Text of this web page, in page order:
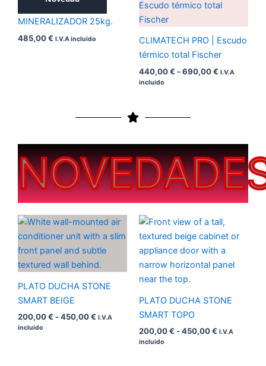
MINERALIZADOR 25kg.
485,00€ I.V.A incluido
CLIMATECH PRO | Escudo
térmico total Fischer
440,00€ -690,00€
precios:
440,00 €
hasta
I.V.A
incluido
PLATO DUCHA STONE
SMART BEIGE
200,00€ -450,00€
Rango
precios:
desde
200,00 €
hasta
I.V.A
incluido
PLATO DUCHA STONE
SMART TOPO
200,00€ -450,00€
Rango
de
precios:
desde
200,00 €
hasta
I.V.A
incluido